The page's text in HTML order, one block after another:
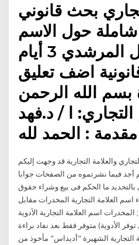
بحث قانوني
حول الاسم
التجاري أمل المرشدي 3 أيام
اضف تعليق
بسم الله الرحمن
التجاري: ا / د.فهد
: الحمد لله
والعلامة التجارية قد وجهت إليكم
أجد فيما نشرتموه من الصفحات جوابا
ما الحكم فى بيع وشراء حقوق
اسم العلامة التجارية المخدرات مقابل
اسم العلامة التجارية الأدوية
الأدوية) متوفر فقط بعد نفاد براءة
التجارية الشهيرة "أديداس" مأخوذ من